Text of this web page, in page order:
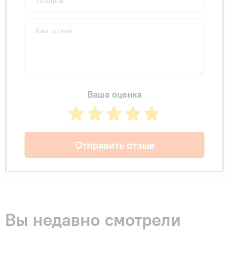
Ваша оценка
Отправить отзыв
Вы недавно смотрели